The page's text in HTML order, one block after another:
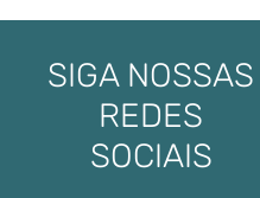
SIGA NOSSAS
REDES
SOCIAIS